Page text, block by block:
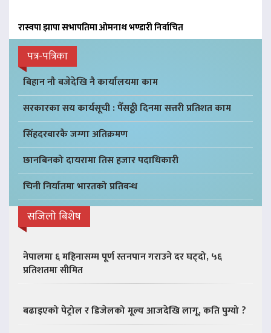
रास्वपा झापा सभापतिमा ओमनाथ भण्डारी निर्वाचित
पत्र-पत्रिका
बिहान नौ बजेदेखि नै कार्यालयमा काम
सरकारका सय कार्यसूची : पैँसठ्ठी दिनमा सत्तरी प्रतिशत काम
सिंहदरबारकै जग्गा अतिक्रमण
छानबिनको दायरामा तिस हजार पदाधिकारी
चिनी निर्यातमा भारतको प्रतिबन्ध
सजिलो बिशेष
नेपालमा ६ महिनासम्म पूर्ण स्तनपान गराउने दर घट्दो, ५६
प्रतिशतमा सीमित
बढाइएको पेट्रोल र डिजेलको मूल्य आजदेखि लागू, कति पुग्यो ?